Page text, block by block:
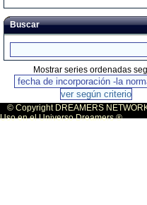
Buscar
Mostrar series ordenadas
© Copyright DREAMERS
Uso en el Universo Dreamers ®